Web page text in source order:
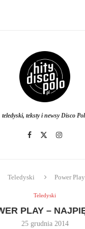
teledyski, teksty i newsy Disco
Teledyski Power
Teledyski
PLAY –
25 grudnia 2014